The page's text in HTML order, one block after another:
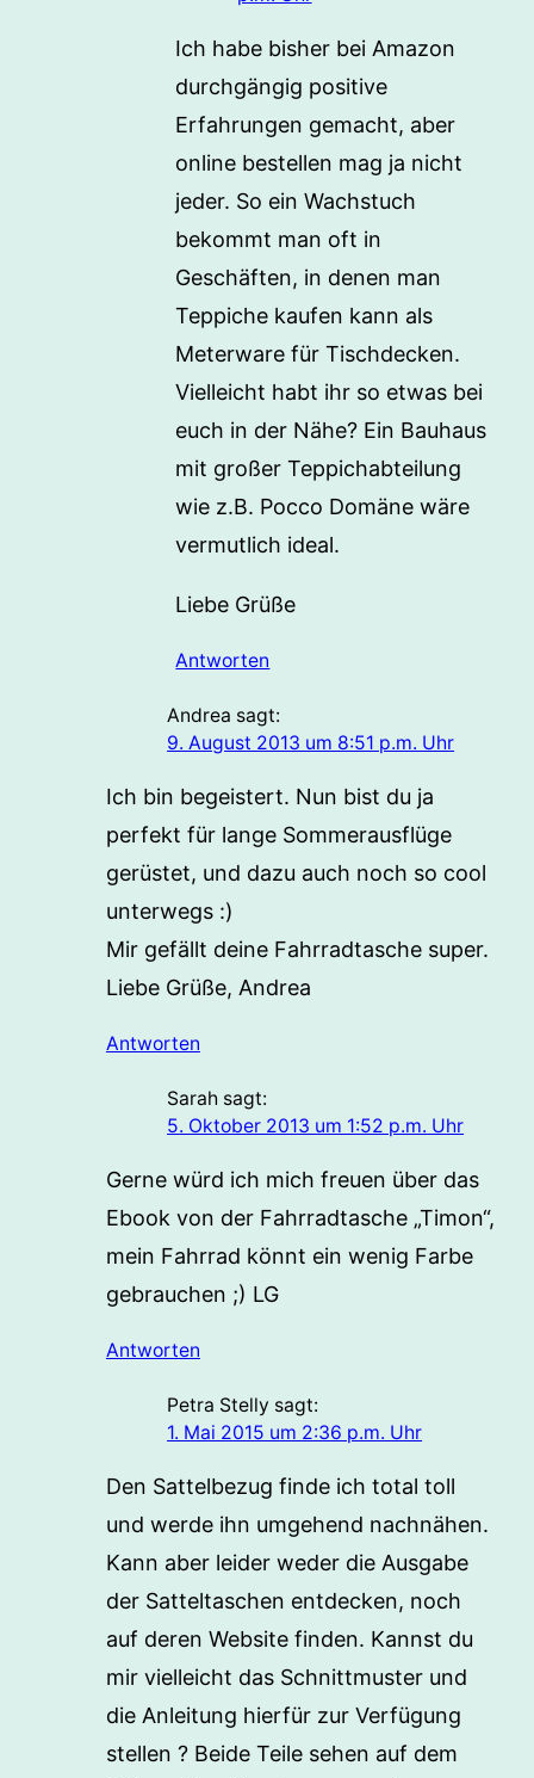
Ich habe bisher bei Amazon
durchgängig positive
Erfahrungen gemacht, aber
online bestellen mag ja nicht
jeder. So ein Wachstuch
bekommt man oft in
Geschäften, in denen man
Teppiche kaufen kann als
Meterware für Tischdecken.
Vielleicht habt ihr so etwas bei
euch in der Nähe? Ein Bauhaus
mit großer Teppichabteilung
wie z.B. Pocco Domäne wäre
vermutlich ideal.
Liebe Grüße
Antworten
Andrea sagt:
9. August 2013 um 8:51 p.m. Uhr
Ich bin begeistert. Nun bist du ja
perfekt für lange Sommerausflüge
gerüstet, und dazu auch noch so cool
unterwegs :)
Mir gefällt deine Fahrradtasche super.
Liebe Grüße, Andrea
Antworten
Sarah sagt:
5. Oktober 2013 um 1:52 p.m. Uhr
Gerne würd ich mich freuen über das
Ebook von der Fahrradtasche „Timon“,
mein Fahrrad könnt ein wenig Farbe
gebrauchen ;) LG
Antworten
Petra Stelly sagt:
1. Mai 2015 um 2:36 p.m. Uhr
Den Sattelbezug finde ich total toll
und werde ihn umgehend nachnähen.
Kann aber leider weder die Ausgabe
der Satteltaschen entdecken, noch
auf deren Website finden. Kannst du
mir vielleicht das Schnittmuster und
die Anleitung hierfür zur Verfügung
stellen ? Beide Teile sehen auf dem